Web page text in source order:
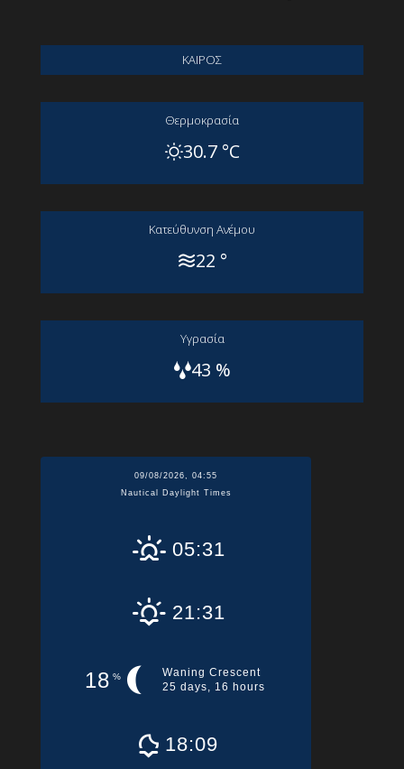
ΚΑΙΡΟΣ
Θερμοκρασία
30.7 °C
Kατεύθυνση Aνέμου
22 °
Yγρασία
43 %
09/08/2026, 04:55
Nautical Daylight Times
05:31
21:31
18 %
Waning Crescent
25 days, 16 hours
18:09